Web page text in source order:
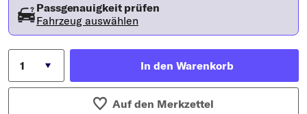
Passgenauigkeit prüfen
Fahrzeug auswählen
In den Warenkorb
Auf den Merkzettel